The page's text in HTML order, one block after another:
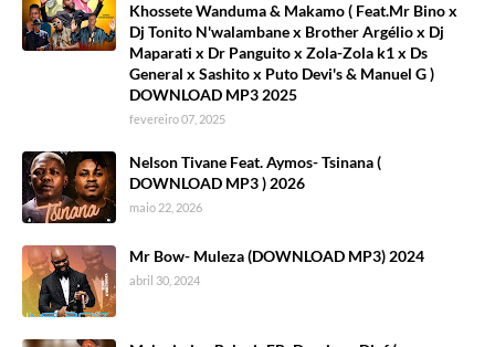
Khossete Wanduma & Makamo ( Feat.Mr Bino x
Dj Tonito N'walambane x Brother Argélio x Dj
Maparati x Dr Panguito x Zola-Zola k1 x Ds
General x Sashito x Puto Devi's & Manuel G )
DOWNLOAD MP3 2025
fevereiro 07, 2025
Nelson Tivane Feat. Aymos- Tsinana (
DOWNLOAD MP3 ) 2026
maio 22, 2026
Mr Bow- Muleza (DOWNLOAD MP3) 2024
abril 30, 2024